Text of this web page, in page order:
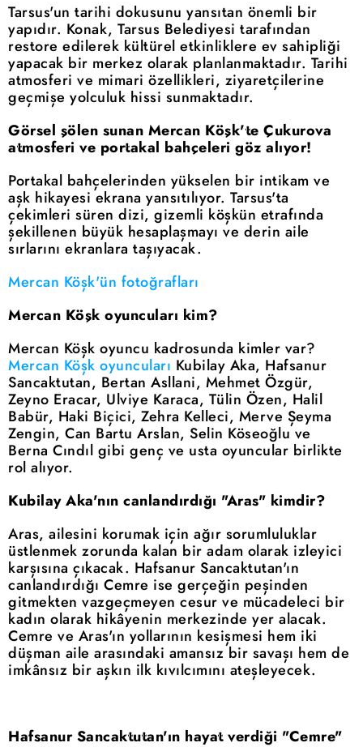
Tarsus'un tarihi dokusunu yansıtan önemli bir
yapıdır. Konak, Tarsus Belediyesi tarafından
restore edilerek kültürel etkinliklere ev sahipliği
yapacak bir merkez olarak planlanmaktadır. Tarihi
atmosferi ve mimari özellikleri, ziyaretçilerine
geçmişe yolculuk hissi sunmaktadır.
Görsel şölen sunan Mercan Köşk'te Çukurova
atmosferi ve portakal bahçeleri göz alıyor!
Portakal bahçelerinden yükselen bir intikam ve
aşk hikayesi ekrana yansıtılıyor. Tarsus'ta
çekimleri süren dizi, gizemli köşkün etrafında
şekillenen büyük hesaplaşmayı ve derin aile
sırlarını ekranlara taşıyacak.
Mercan Köşk'ün fotoğrafları
Mercan Köşk oyuncuları kim?
Mercan Köşk oyuncu kadrosunda kimler var?
Mercan Köşk oyuncuları Kubilay Aka, Hafsanur
Sancaktutan, Bertan Asllani, Mehmet Özgür,
Zeyno Eracar, Ulviye Karaca, Tülin Özen, Halil
Babür, Haki Biçici, Zehra Kelleci, Merve Şeyma
Zengin, Can Bartu Arslan, Selin Köseoğlu ve
Berna Cındıl gibi genç ve usta oyuncular birlikte
rol alıyor.
Kubilay Aka'nın canlandırdığı "Aras" kimdir?
Aras, ailesini korumak için ağır sorumluluklar
üstlenmek zorunda kalan bir adam olarak izleyici
karşısına çıkacak. Hafsanur Sancaktutan'ın
canlandırdığı Cemre ise gerçeğin peşinden
gitmekten vazgeçmeyen cesur ve mücadeleci bir
kadın olarak hikâyenin merkezinde yer alacak.
Cemre ve Aras'ın yollarının kesişmesi hem iki
düşman aile arasındaki amansız bir savaşı hem de
imkânsız bir aşkın ilk kıvılcımını ateşleyecek.
Hafsanur Sancaktutan'ın hayat verdiği "Cemre"